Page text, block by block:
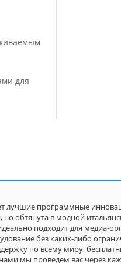
для
лучшие программные
но обтянута в модной
подходит для медиа-
без каких-либо
по всему миру,
мы проведем вас через